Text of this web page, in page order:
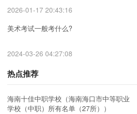
2026-01-17 20:43:16
美术考试一般考什么?
2024-03-26 04:27:08
热点推荐
海南十佳中职学校（海南海口市中等职业
学校（中职）所有名单（27所））